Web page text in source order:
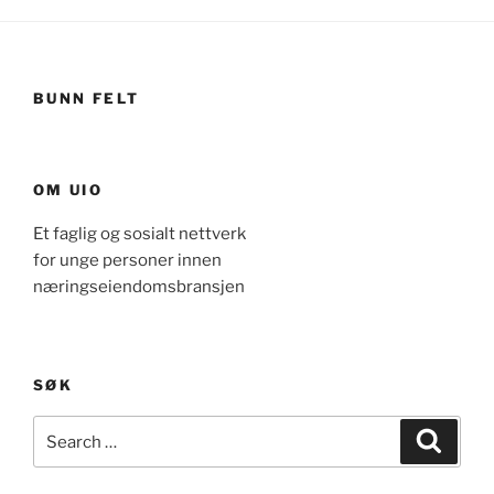
BUNN FELT
OM UIO
Et faglig og sosialt nettverk
for unge personer innen
næringseiendomsbransjen
SØK
for: